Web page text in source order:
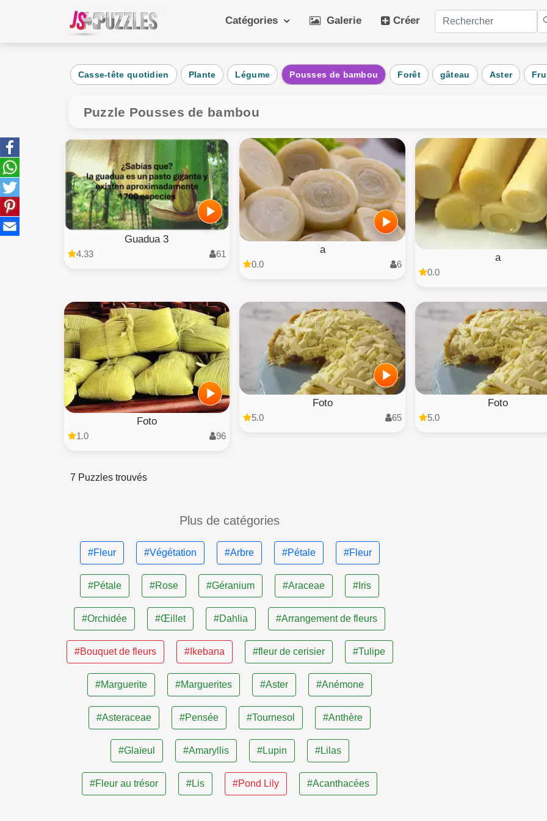
Catégories
Quotidien
Aliments
Paysage
gâteau
Enfants
Art
Plante
Architecture
AI Art
Galerie Créer
Casse-tête quotidien Plante Légume Pousses de bambou Forêt gâteau Aster
Puzzle Pousses de bambou
Guadua 3
4.33 61 a
0.0 6
a
0.0
Foto
1.0 96
Foto
5.0 65
Foto
5.0
7 Puzzles trouvés
Plus de catégories
#Fleur #Végétation #Arbre #Pétale #Fleur
#Pétale #Rose #Géranium #Araceae #Iris
#Orchidée #Œillet #Dahlia #Arrangement de fleurs
#Bouquet de fleurs #Ikebana #fleur de cerisier #Tulipe
#Marguerite #Marguerites #Aster #Anémone
#Asteraceae #Pensée #Tournesol #Anthère
#Glaïeul #Amaryllis #Lupin #Lilas
#Fleur au trésor #Lis #Pond Lily #Acanthacées